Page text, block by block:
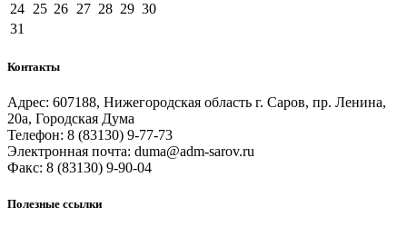
24 25 26 27 28 29 30
31
Контакты
Адрес: 607188, Нижегородская область г. Саров, пр. Ленина,
20а, Городская Дума
Телефон: 8 (83130) 9-77-73
Электронная почта: duma@adm-sarov.ru
Факс: 8 (83130) 9-90-04
Полезные ссылки